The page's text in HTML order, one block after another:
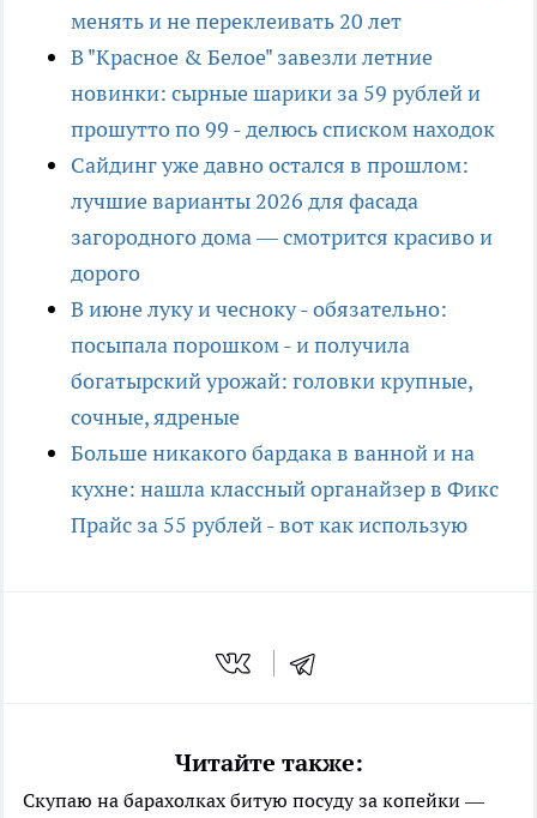
менять и не переклеивать 20 лет
В "Красное & Белое" завезли летние
новинки: сырные шарики за 59 рублей и
прошутто по 99 - делюсь списком находок
Сайдинг уже давно остался в прошлом:
лучшие варианты 2026 для фасада
загородного дома — смотрится красиво и
дорого
В июне луку и чесноку - обязательно:
посыпала порошком - и получила
богатырский урожай: головки крупные,
сочные, ядреные
Больше никакого бардака в ванной и на
кухне: нашла классный органайзер в Фикс
Прайс за 55 рублей - вот как использую
Читайте также:
Скупаю на барахолках битую посуду за копейки —